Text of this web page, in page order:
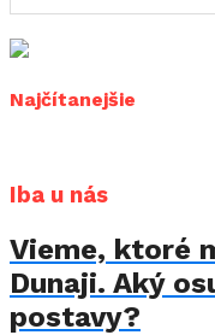
Najčítanejšie
Iba u nás
Vieme, ktoré
Dunaji. Aký
postavy?